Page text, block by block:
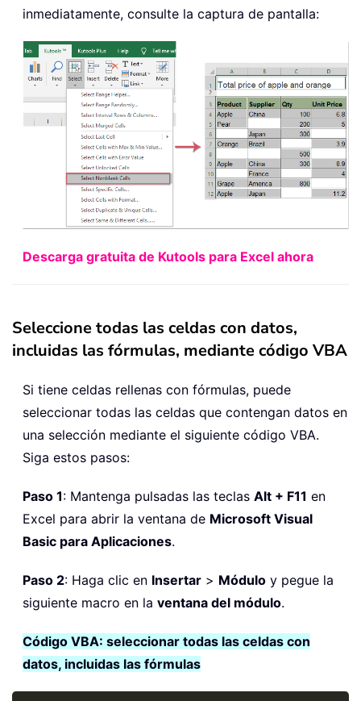
inmediatamente, consulte la captura de pantalla:
Descarga gratuita de Kutools para Excel ahora
Seleccione todas las celdas con datos,
incluidas las fórmulas, mediante código VBA
Si tiene celdas rellenas con fórmulas, puede
seleccionar todas las celdas que contengan datos en
una selección mediante el siguiente código VBA.
Siga estos pasos:
Paso 1: Mantenga pulsadas las teclas Alt + F11 en
Excel para abrir la ventana de Microsoft Visual
Basic para Aplicaciones.
Paso 2: Haga clic en Insertar > Módulo y pegue la
siguiente macro en la ventana del módulo.
Código VBA: seleccionar todas las celdas con
datos, incluidas las fórmulas